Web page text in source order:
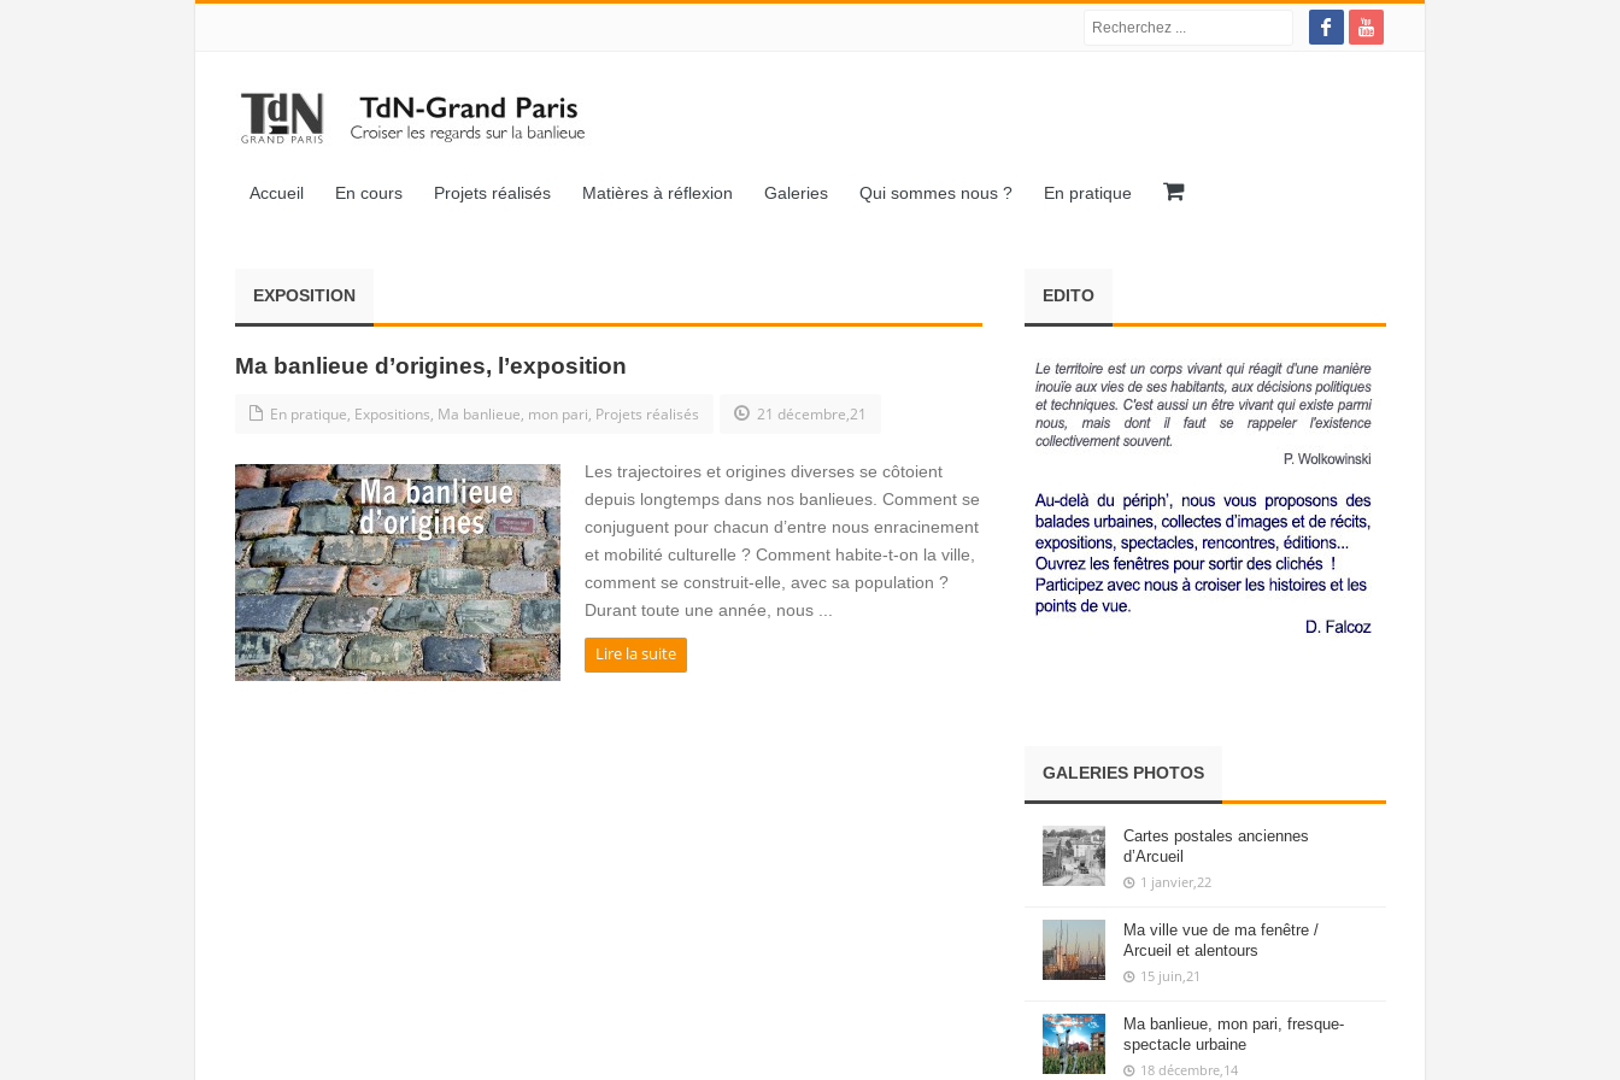
Accueil En cours Projets réalisés Matières à réflexion Galeries Qui sommes nous ? En pratique
EXPOSITION
Ma banlieue d’origines, l’exposition
En pratique, Expositions, Ma banlieue, mon pari, Projets réalisés 21 décembre,21
Les trajectoires et origines diverses se côtoient
depuis longtemps dans nos banlieues. Comment se
conjuguent pour chacun d’entre nous enracinement
et mobilité culturelle ? Comment habite-t-on la ville,
comment se construit-elle, avec sa population ?
Durant toute une année, nous ...
Lire la suite
EDITO
GALERIES PHOTOS
Cartes postales anciennes
d’Arcueil
1 janvier,22
Ma ville vue de ma fenêtre /
Arcueil et alentours
15 juin,21
Ma banlieue, mon pari, fresque-
spectacle urbaine
18 décembre,14